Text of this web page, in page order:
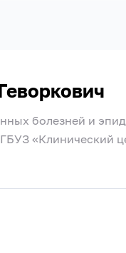
болезней и
«Клинический